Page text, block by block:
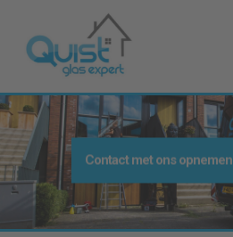
main
Contact met ons opnemen